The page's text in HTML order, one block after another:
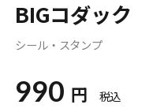
BIGコダック
シール・スタンプ
990 円 税込